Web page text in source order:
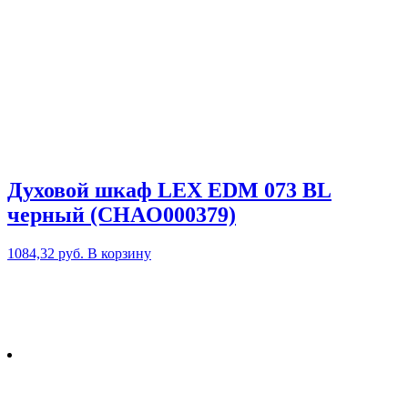
Духовой шкаф LEX EDM 073 BL
черный (CHAO000379)
1084,32 руб. В корзину